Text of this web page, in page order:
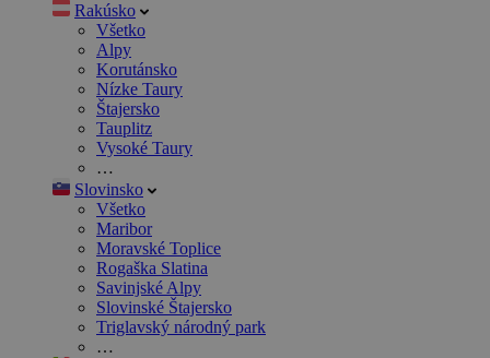
Rakúsko
Všetko
Alpy
Korutánsko
Nízke Taury
Štajersko
Tauplitz
Vysoké Taury
…
Slovinsko
Všetko
Maribor
Moravské Toplice
Rogaška Slatina
Savinjské Alpy
Slovinské Štajersko
Triglavský národný park
…